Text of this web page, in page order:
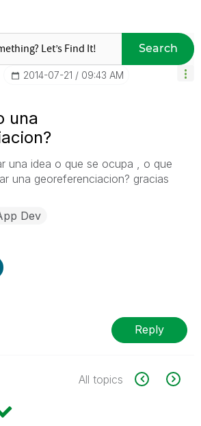
Search
‎2014-07-21 09:43 AM
una
una idea o que se ocupa , o que
una georeferenciacion? gracias
Dev
Reply
All topics